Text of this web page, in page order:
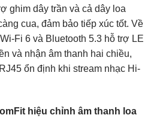
ghim dây trần và cả dây loa
cua, đảm bảo tiếp xúc tốt. Về
Fi 6 và Bluetooth 5.3 hỗ trợ LE
và nhận âm thanh hai chiều,
ổn định khi stream nhạc Hi-
hiệu chỉnh âm thanh loa